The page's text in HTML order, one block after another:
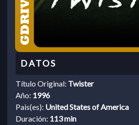
Título Original: Twister
Año: 1996
Pais(es): United States of America
Duración: 113 min